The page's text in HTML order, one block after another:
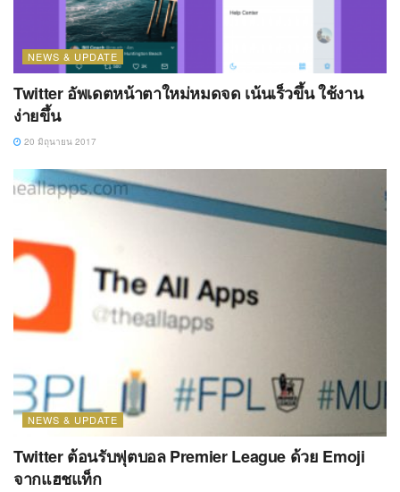
NEWS & UPDATE
Twitter อัพเดตหน้าตาใหม่หมดจด เน้นเร็วขึ้น ใช้งาน
ง่ายขึ้น
20 มิถุนายน 2017
NEWS & UPDATE
Twitter ต้อนรับฟุตบอล Premier League ด้วย Emoji
จากแฮชแท็ก